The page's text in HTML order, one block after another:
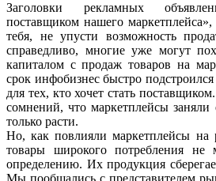
Заголовки рекламных
поставщиком нашего
тебя, не упусти возможность
справедливо, многие уже могут
капиталом с продаж товаров на
срок инфобизнес быстро
для тех, кто хочет стать
сомнений, что маркетплейсы
только расти.
Но, как повлияли маркетплейсы на
товары широкого потребления не
определению. Их продукция